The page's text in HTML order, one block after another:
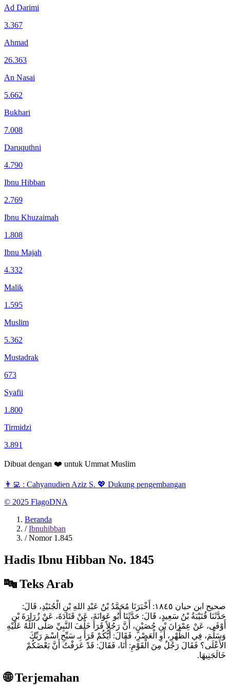
Ad Darimi
3.367
Ahmad
26.363
An Nasai
5.662
Bukhari
7.008
Daruquthni
4.790
Ibnu Hibban
2.769
Ibnu Khuzaimah
1.808
Ibnu Majah
4.332
Malik
1.595
Muslim
5.362
Mustadrak
673
Syafii
1.800
Tirmidzi
3.891
Dibuat dengan ❤️ untuk Ummat Muslim
👨‍💻 : Cahyanudien Aziz S. 💖 Dukung pengembangan
© 2025 FlagoDNA
Beranda
/ Ibnuhibban
/ Nomor 1.845
Hadis Ibnu Hibban No. 1845
🔤 Teks Arab
صحيح ابن حبان ١٨٤٥: أَخْبَرَنَا مُحَمَّدُ بْنُ عَبْدِ اللهِ بْنِ الْجُنَيْدِ، قَالَ‏:‏
حَدَّثَنَا قُتَيْبَةُ بْنُ سَعِيدٍ، قَالَ‏:‏ حَدَّثَنَا أَبُو عَوَانَةَ، عَنْ قَتَادَةَ، عَنْ زُرَارَةَ بْنِ
أَوْفَى، عَنْ عِمْرَانَ بْنِ حُصَيْنٍ، أَنَّ رَجُلاً قَرَأَ خَلْفَ النَّبِيِّ صَلَّى اللَّهُ عَلَيْهِ
وَسَلَّمَ، فِي الظُّهْرِ، أَوِ الْعَصْرِ، فَقَالَ‏:‏ أَيُّكُمْ قَرَأَ بِـ سَبِّحِ اسْمَ رَبِّكَ
الأَعْلَى‏؟‏ فَقَالَ رَجُلٌ مِنَ الْقَوْمِ‏:‏ أَنَا، فَقَالَ‏:‏ قَدْ عَرَفْتُ أَنَّ بَعْضَكُمْ
خَالَجَنِيهَا‏.‏
🌐 Terjemahan